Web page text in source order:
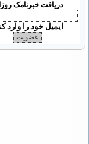
دریافت خبرنامک
ایمیل خود را وارد